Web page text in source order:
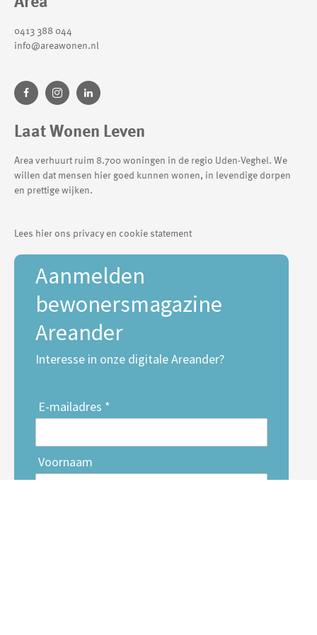
0413 388 044
info@areawonen.nl
Laat Wonen Leven
Area verhuurt ruim 8.700 woningen in de regio Uden-Veghel. We
willen dat mensen hier goed kunnen wonen, in levendige dorpen
en prettige wijken.
Lees hier ons privacy en cookie statement
Aanmelden
bewonersmagazine
Areander
Interesse in onze digitale Areander?
E-mailadres *
Voornaam